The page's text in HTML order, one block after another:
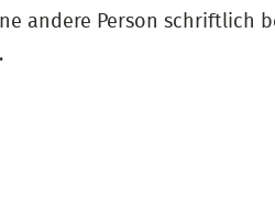
andere Person schriftlich